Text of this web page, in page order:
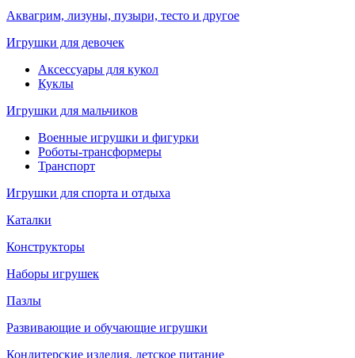
Аквагрим, лизуны, пузыри, тесто и другое
Игрушки для девочек
Аксессуары для кукол
Куклы
Игрушки для мальчиков
Военные игрушки и фигурки
Роботы-трансформеры
Транспорт
Игрушки для спорта и отдыха
Каталки
Конструкторы
Наборы игрушек
Пазлы
Развивающие и обучающие игрушки
Кондитерские изделия, детское питание